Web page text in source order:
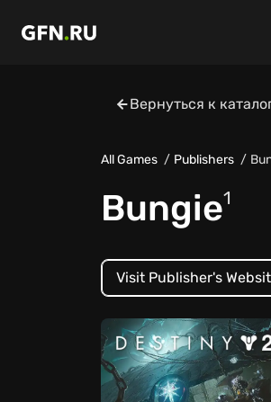
Вернуться к
All Games Publishers
Bungie1
Visit Publisher's